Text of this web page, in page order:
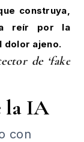
construya,
reír por la
dolor ajeno.
de ‘fake
la IA
con